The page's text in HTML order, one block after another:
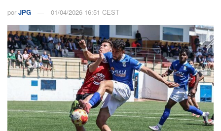
por JPG 01/04/2026 16:51 CEST